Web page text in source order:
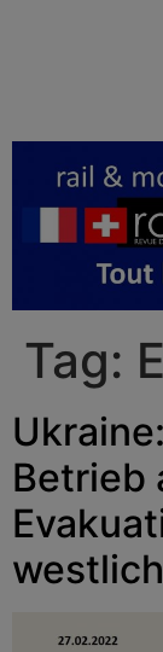
Tag:
Betrieb